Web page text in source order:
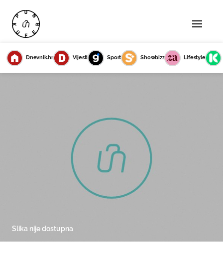
Dnevnik.hr Vijesti Sport Showbizz Lifestyle
Slika nije dostupna